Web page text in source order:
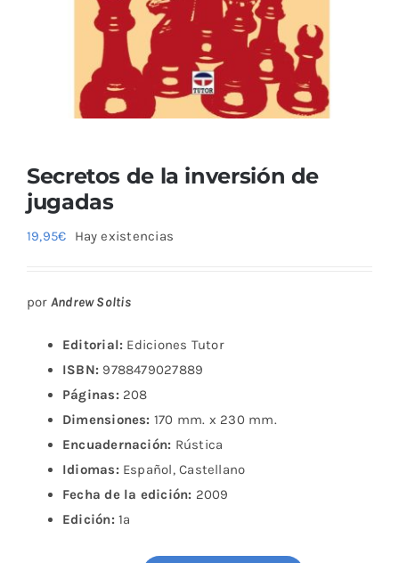
Secretos de la inversión de
jugadas
19,95€ Hay existencias
por Andrew Soltis
Editorial: Ediciones Tutor
ISBN: 9788479027889
Páginas: 208
Dimensiones: 170 mm. x 230 mm.
Encuadernación: Rústica
Idiomas: Español, Castellano
Fecha de la edición: 2009
Edición: 1ª